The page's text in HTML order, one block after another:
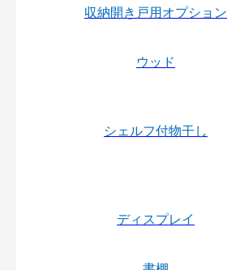
収納開き戸用オプション
ウッド
シェルフ付物干し
ディスプレイ